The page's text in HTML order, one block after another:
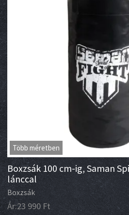
Több méretben
Boxzsák 100 cm-ig, Saman
lánccal
Boxzsák
Ár:23 990 Ft